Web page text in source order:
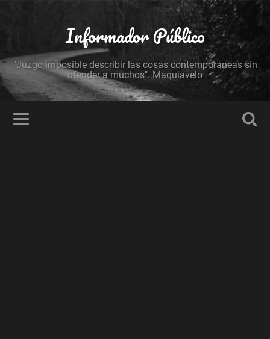
Informador Público
"Juzgo imposible describir las cosas contemporáneas sin
ofender a muchos". Maquiavelo